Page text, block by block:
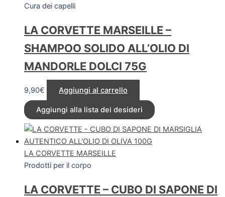
Cura dei capelli
LA CORVETTE MARSEILLE –
SHAMPOO SOLIDO ALL’OLIO DI
MANDORLE DOLCI 75G
9,90€ Aggiungi al carrello
Aggiungi alla lista dei desideri
LA CORVETTE MARSEILLE
Prodotti per il corpo
LA CORVETTE – CUBO DI SAPONE DI